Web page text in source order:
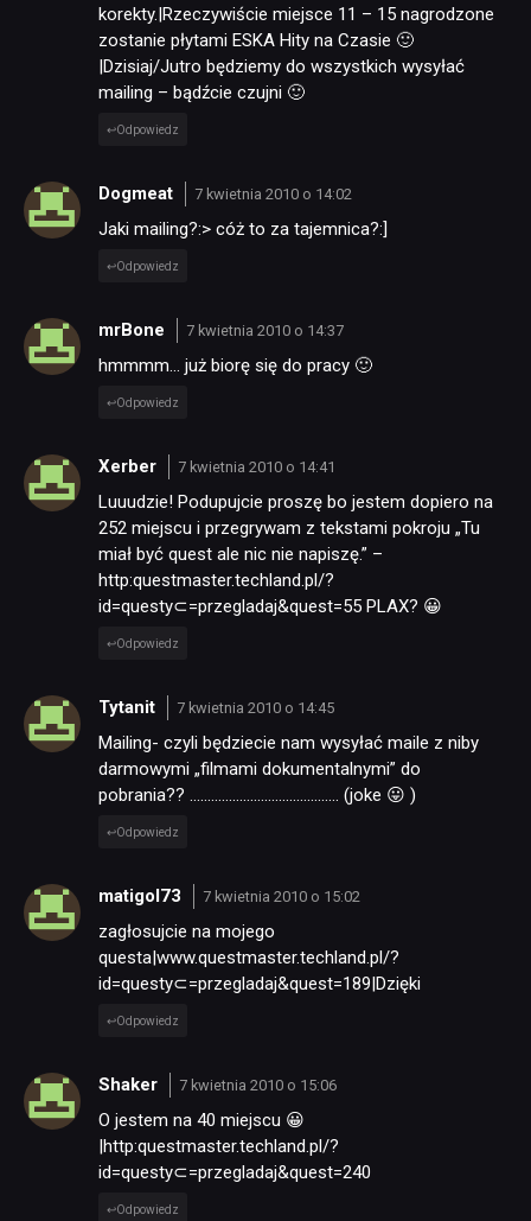
korekty.|Rzeczywiście miejsce 11 – 15 nagrodzone
zostanie płytami ESKA Hity na Czasie 🙂
|Dzisiaj/Jutro będziemy do wszystkich wysyłać
mailing – bądźcie czujni 🙂
Odpowiedz
Dogmeat 7 kwietnia 2010 o 14:02
Jaki mailing?:> cóż to za tajemnica?:]
Odpowiedz
mrBone 7 kwietnia 2010 o 14:37
hmmmm… już biorę się do pracy 🙂
Odpowiedz
Xerber 7 kwietnia 2010 o 14:41
Luuudzie! Podupujcie proszę bo jestem dopiero na
252 miejscu i przegrywam z tekstami pokroju „Tu
miał być quest ale nic nie napiszę.” –
http:questmaster.techland.pl/?
id=questy⊂=przegladaj&quest=55 PLAX? 😀
Odpowiedz
Tytanit 7 kwietnia 2010 o 14:45
Mailing- czyli będziecie nam wysyłać maile z niby
darmowymi „filmami dokumentalnymi” do
pobrania?? …………………………………… (joke 😛 )
Odpowiedz
matigol73 7 kwietnia 2010 o 15:02
zagłosujcie na mojego
questa|www.questmaster.techland.pl/?
id=questy⊂=przegladaj&quest=189|Dzięki
Odpowiedz
Shaker 7 kwietnia 2010 o 15:06
O jestem na 40 miejscu 😀
|http:questmaster.techland.pl/?
id=questy⊂=przegladaj&quest=240
Odpowiedz